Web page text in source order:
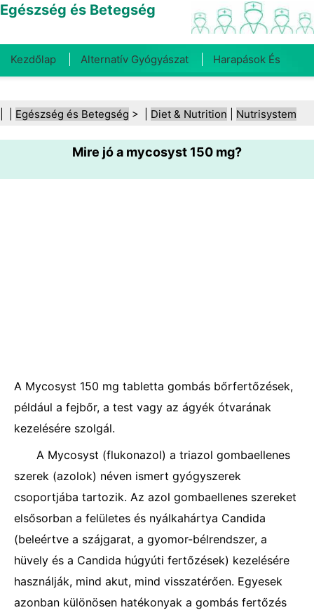
Egészség és Betegség
Kezdőlap Alternatív Gyógyászat Harapások És
Fogegészség Diéta És Táplálkozás Családi
Egészségügyi Ágazat Mentális Egészség
Közegészségügy És Biztonság Sebészet És
Egészség és Betegség > | Diet & Nutrition Nutrisystem
Mire jó a mycosyst 150 mg?
A Mycosyst 150 mg tabletta gombás bőrfertőzések,
például a fejbőr, a test vagy az ágyék ótvarának
kezelésére szolgál.
A Mycosyst (flukonazol) a triazol gombaellenes
szerek (azolok) néven ismert gyógyszerek
csoportjába tartozik. Az azol gombaellenes szereket
elsősorban a felületes és nyálkahártya Candida
(beleértve a szájgarat, a gyomor-bélrendszer, a
hüvely és a Candida húgyúti fertőzések) kezelésére
használják, mind akut, mind visszatérően. Egyesek
azonban különösen hatékonyak a gombás fertőzés